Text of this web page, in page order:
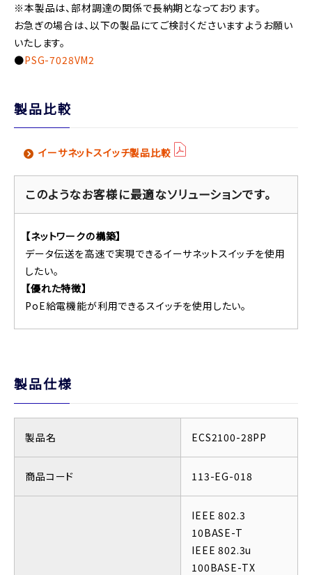
※本製品は、部材調達の関係で長納期となっております。
お急ぎの場合は、以下の製品にてご検討くださいますようお願い
いたします。
●PSG-7028VM2
製品比較
イーサネットスイッチ製品比較
このようなお客様に最適なソリューションです。
【ネットワークの構築】
データ伝送を高速で実現できるイーサネットスイッチを使用
したい。
【優れた特徴】
PoE給電機能が利用できるスイッチを使用したい。
製品仕様
製品名 ECS2100-28PP
商品コード 113-EG-018
IEEE 802.3
10BASE-T
IEEE 802.3u
100BASE-TX